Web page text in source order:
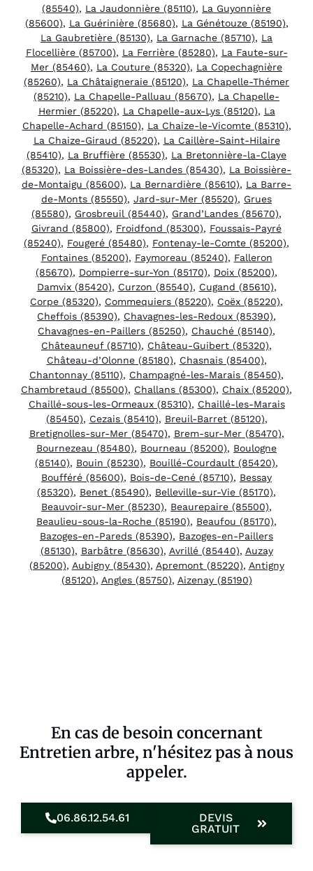
(85540), La Jaudonnière (85110), La Guyonnière
(85600), La Guérinière (85680), La Génétouze (85190),
La Gaubretière (85130), La Garnache (85710), La
Flocellière (85700), La Ferrière (85280), La Faute-sur-
Mer (85460), La Couture (85320), La Copechagnière
(85260), La Châtaigneraie (85120), La Chapelle-Thémer
(85210), La Chapelle-Palluau (85670), La Chapelle-
Hermier (85220), La Chapelle-aux-Lys (85120), La
Chapelle-Achard (85150), La Chaize-le-Vicomte (85310),
La Chaize-Giraud (85220), La Caillère-Saint-Hilaire
(85410), La Bruffière (85530), La Bretonnière-la-Claye
(85320), La Boissière-des-Landes (85430), La Boissière-
de-Montaigu (85600), La Bernardière (85610), La Barre-
de-Monts (85550), Jard-sur-Mer (85520), Grues
(85580), Grosbreuil (85440), Grand’Landes (85670),
Givrand (85800), Froidfond (85300), Foussais-Payré
(85240), Fougeré (85480), Fontenay-le-Comte (85200),
Fontaines (85200), Faymoreau (85240), Falleron
(85670), Dompierre-sur-Yon (85170), Doix (85200),
Damvix (85420), Curzon (85540), Cugand (85610),
Corpe (85320), Commequiers (85220), Coëx (85220),
Cheffois (85390), Chavagnes-les-Redoux (85390),
Chavagnes-en-Paillers (85250), Chauché (85140),
Châteauneuf (85710), Château-Guibert (85320),
Château-d’Olonne (85180), Chasnais (85400),
Chantonnay (85110), Champagné-les-Marais (85450),
Chambretaud (85500), Challans (85300), Chaix (85200),
Chaillé-sous-les-Ormeaux (85310), Chaillé-les-Marais
(85450), Cezais (85410), Breuil-Barret (85120),
Bretignolles-sur-Mer (85470), Brem-sur-Mer (85470),
Bournezeau (85480), Bourneau (85200), Boulogne
(85140), Bouin (85230), Bouillé-Courdault (85420),
Boufféré (85600), Bois-de-Cené (85710), Bessay
(85320), Benet (85490), Belleville-sur-Vie (85170),
Beauvoir-sur-Mer (85230), Beaurepaire (85500),
Beaulieu-sous-la-Roche (85190), Beaufou (85170),
Bazoges-en-Pareds (85390), Bazoges-en-Paillers
(85130), Barbâtre (85630), Avrillé (85440), Auzay
(85200), Aubigny (85430), Apremont (85220), Antigny
(85120), Angles (85750), Aizenay (85190)
En cas de besoin concernant
Entretien arbre, n'hésitez pas à nous
appeler.
06.86.12.54.61
DEVIS
GRATUIT